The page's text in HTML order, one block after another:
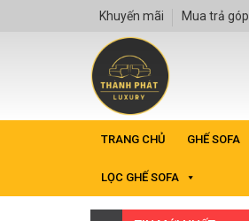
Khuyến mãi Mua trả góp
TRANG CHỦ GHẾ SOFA
LỌC GHẾ SOFA